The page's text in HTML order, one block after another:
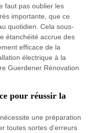
faut pas oublier les
importante, que ce
quotidien. Cela sous-
étanchéité accrue des
efficace de la
électrique à la
Guerdener Rénovation
pour réussir la
une préparation
toutes sortes d’erreurs